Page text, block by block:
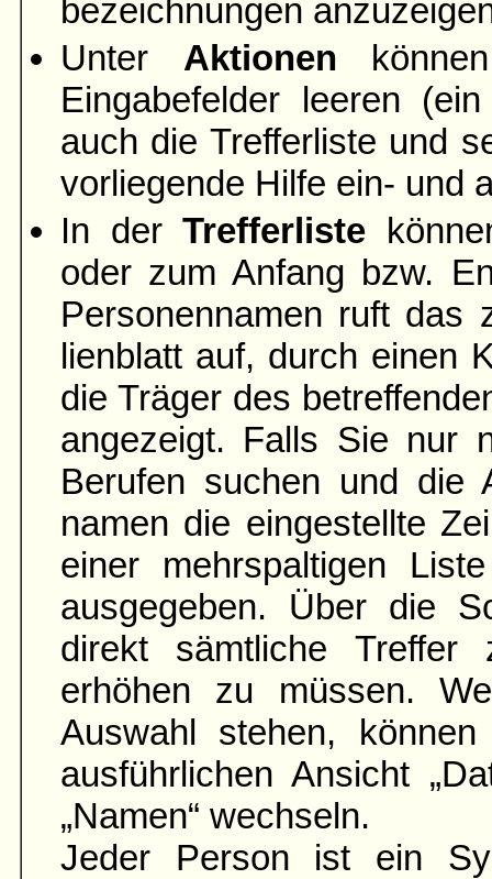
bezeich­nungen
Unter Aktionen
Eingabefelder leeren
auch die Trefferliste und
vorliegende Hilfe ein- und
In derTrefferliste
oder zum Anfang bzw.
Personen­namen ruft das
lien­blatt auf, durch einen
die Träger des
angezeigt. Falls Sie nur
Berufen suchen und die
namen die ein­gestellte
einer mehr­spaltigen
aus­gegeben. Über die
direkt sämtliche
erhöhen zu müssen.
Auswahl stehen,
ausführ­lichen Ansicht
„Namen“ wechseln.
Jeder Person ist ein